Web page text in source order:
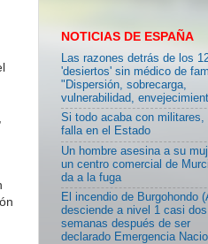
NOTICIAS DE ESPAÑA
Las razones detrás de los
'desiertos' sin médico de
"Dispersión, sobrecarga,
vulnerabilidad,
Si todo acaba con militares,
falla en el Estado
Un hombre asesina a su
un centro comercial de
da a la fuga
El incendio de Burgohondo
desciende a nivel 1 casi dos
semanas después de ser
declarado Emergencia